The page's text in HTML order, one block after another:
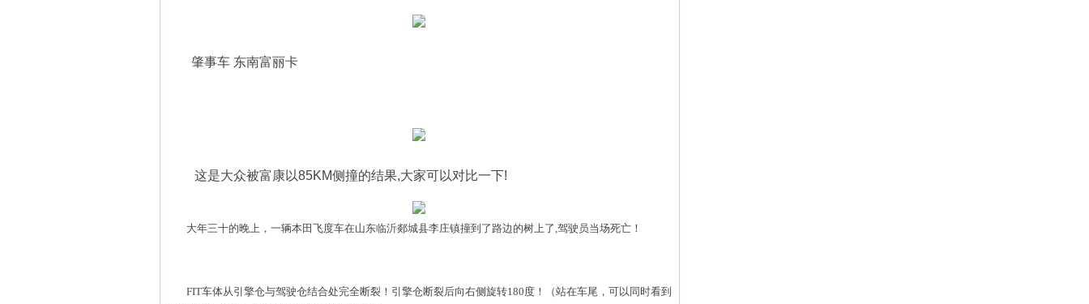
肇事车 东南富丽卡
这是大众被富康以85KM侧撞的结果,大家可以对比一下!
大年三十的晚上，一辆本田飞度车在山东临沂郯城县李庄镇撞到了路边的树上了,驾驶员当场死亡！
FIT车体从引擎仓与驾驶仓结合处完全断裂！引擎仓断裂后向右侧旋转180度！（站在车尾，可以同时看到